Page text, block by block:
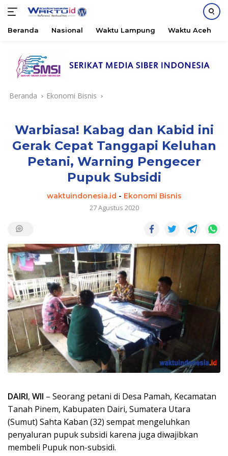
konten
Beranda Nasional Waktu Lampung Waktu Aceh
Beranda Ekonomi Bisnis
Warbiasa! Kabag dan Kabid ini
Gerak Cepat Tanggapi Keluhan
Petani, Warning Pengecer
Pupuk Subsidi
waktuindonesia.id - Ekonomi Bisnis
27 Agustus 2020
DAIRI, WII – Seorang petani di Desa Pamah, Kecamatan
Tanah Pinem, Kabupaten Dairi, Sumatera Utara
(Sumut) Sahta Kaban (32) sempat mengeluhkan
penyaluran pupuk subsidi karena juga diwajibkan
membeli Pupuk non-subsidi.